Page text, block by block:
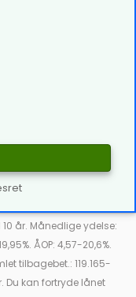
år. Månedlige ydelse:
ÅOP: 4,57-20,6%.
tilbagebet.: 119.165-
Du kan fortryde lånet